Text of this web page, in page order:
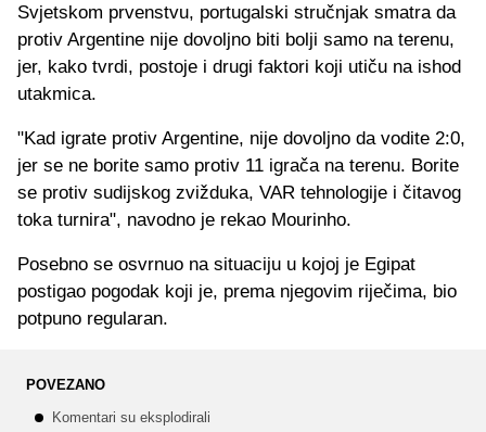
Svjetskom prvenstvu, portugalski stručnjak smatra da
protiv Argentine nije dovoljno biti bolji samo na terenu,
jer, kako tvrdi, postoje i drugi faktori koji utiču na ishod
utakmica.
"Kad igrate protiv Argentine, nije dovoljno da vodite 2:0,
jer se ne borite samo protiv 11 igrača na terenu. Borite
se protiv sudijskog zvižduka, VAR tehnologije i čitavog
toka turnira", navodno je rekao Mourinho.
Posebno se osvrnuo na situaciju u kojoj je Egipat
postigao pogodak koji je, prema njegovim riječima, bio
potpuno regularan.
POVEZANO
Komentari su eksplodirali